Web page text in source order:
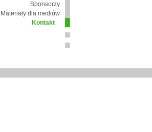
Sponsorzy
Materiały dla mediów
Kontakt